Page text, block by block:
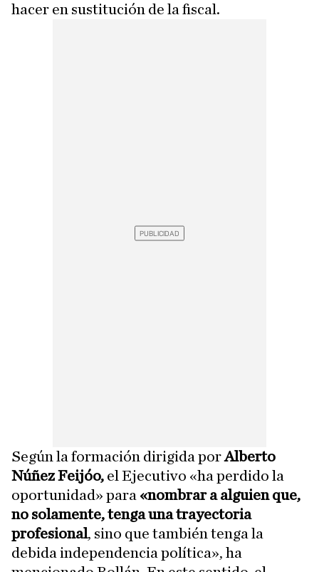
hacer en sustitución de la fiscal.
Según la formación dirigida porAlberto
Núñez Feijóo, el Ejecutivo «ha perdido la
oportunidad» para «nombrar a alguien que,
no solamente, tenga una trayectoria
profesional, sino que también tenga la
debida independencia política», ha